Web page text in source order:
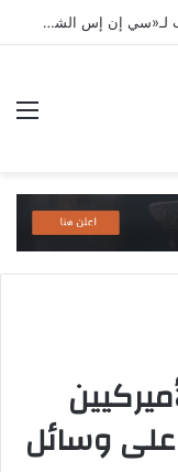
مارك فيلينتورف يتولى منصب العضو المنتدب لـ«سي إن إس الشرق الأوسط» ويشرف على شركات قطاع التكنولوجيا ضمن مجموعة غباش
على وسائل